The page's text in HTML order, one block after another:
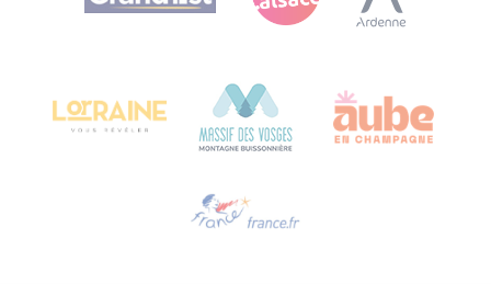
Bureau de Colmar (Hauptverwaltung)
Sprechen Sie uns per E-Mail an